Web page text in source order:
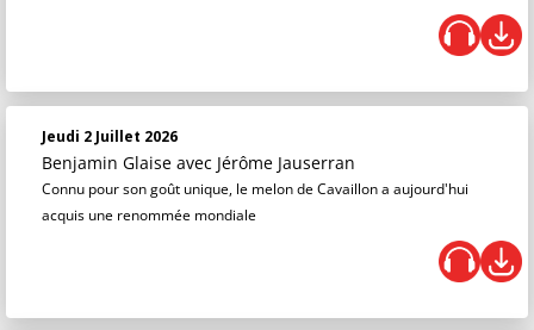
Jeudi 2 Juillet 2026
Benjamin Glaise avec Jérôme Jauserran
Connu pour son goût unique, le melon de Cavaillon a aujourd'hui
acquis une renommée mondiale